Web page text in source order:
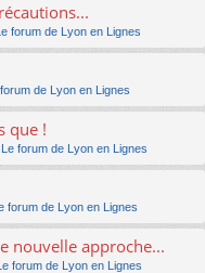
Le forum de Lyon en Lignes
forum de Lyon en Lignes
que !
Le forum de Lyon en Lignes
forum de Lyon en Lignes
nouvelle approche...
Le forum de Lyon en Lignes